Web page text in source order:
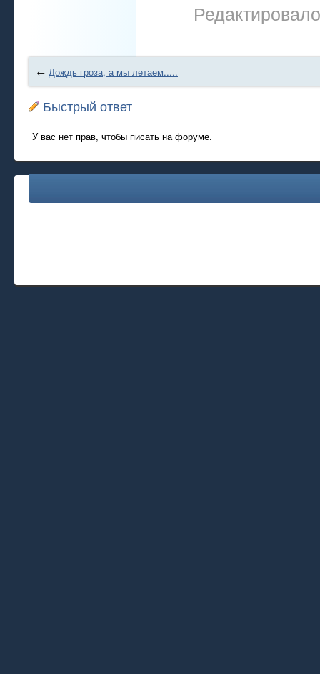
← Дождь гроза, а мы летаем.....
Быстрый ответ
У вас нет прав, чтобы писать на форуме.